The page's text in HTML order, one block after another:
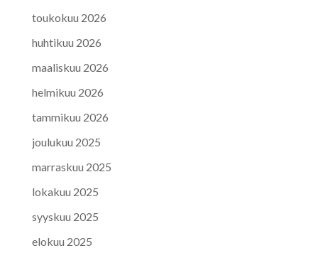
toukokuu 2026
huhtikuu 2026
maaliskuu 2026
helmikuu 2026
tammikuu 2026
joulukuu 2025
marraskuu 2025
lokakuu 2025
syyskuu 2025
elokuu 2025